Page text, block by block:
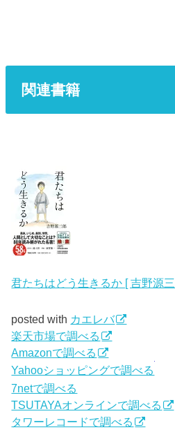
関連書籍
君たちはどう生きるか [ 吉野源
posted with カエレバ
楽天市場で調べる
Amazonで調べる
Yahooショッピングで調べる
7netで調べる
TSUTAYAオンラインで調べる
タワーレコードで調べる